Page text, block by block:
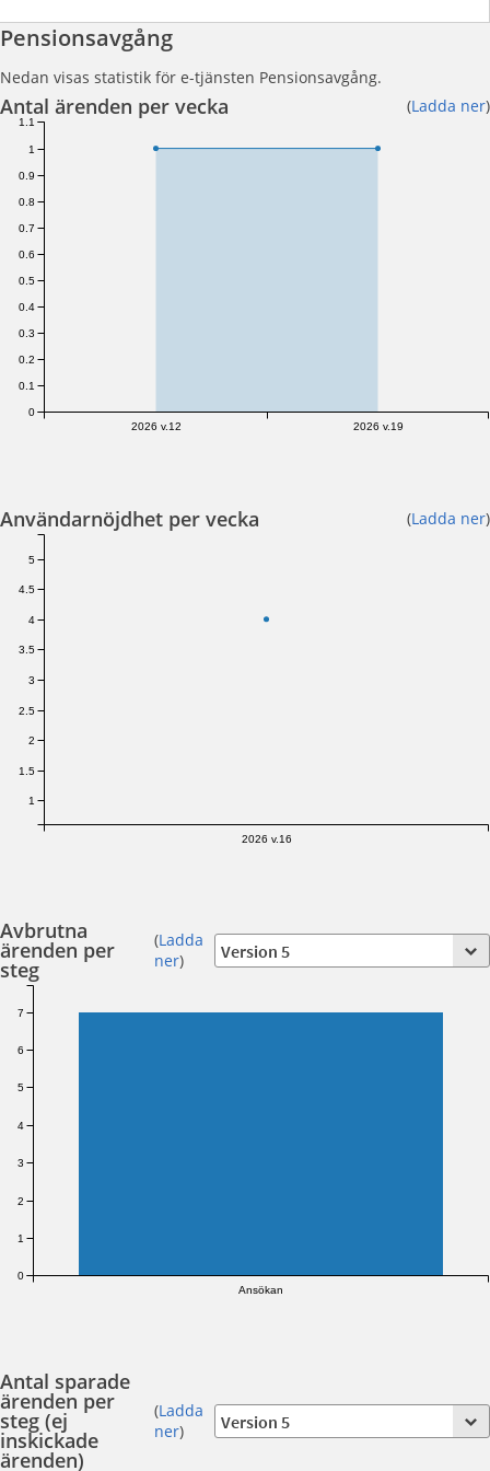
Pensionsavgång
Nedan visas statistik för e-tjänsten Pensionsavgång.
Antal ärenden per vecka (Ladda ner)
2026 v.12 2026 v.19
0
0.1
0.2
0.3
0.4
0.5
0.6
0.7
0.8
0.9
1
1.1
Användarnöjdhet per vecka (Ladda ner)
2026 v.16
1
1.5
2
2.5
3
3.5
4
4.5
5
Avbrutna
ärenden per
steg
(Ladda
ner)
Ansökan
0
1
2
3
4
5
6
7
Antal sparade
ärenden per
steg (ej
inskickade
ärenden)
(Ladda
ner)